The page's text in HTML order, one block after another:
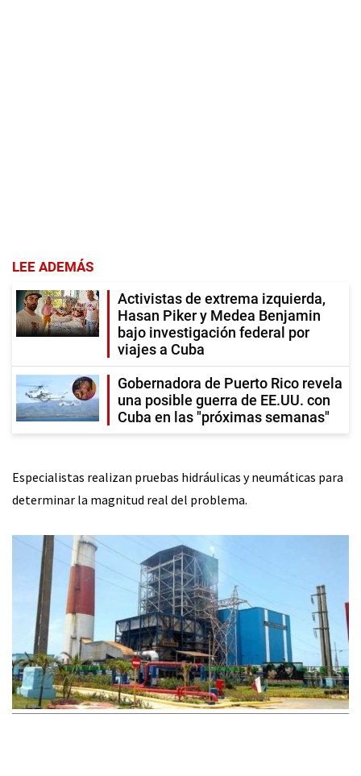
LEE ADEMÁS
Activistas de extrema izquierda,
Hasan Piker y Medea Benjamin
bajo investigación federal por
viajes a Cuba
Gobernadora de Puerto Rico revela
una posible guerra de EE.UU. con
Cuba en las "próximas semanas"
Especialistas realizan pruebas hidráulicas y neumáticas para
determinar la magnitud real del problema.